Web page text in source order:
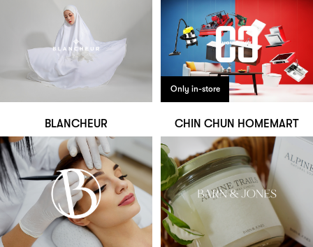
BLANCHEUR
Only in-store
CHIN CHUN HOMEMART